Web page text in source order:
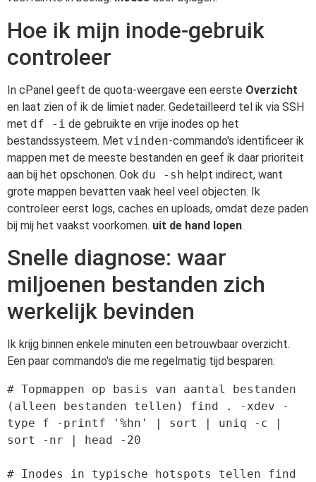
Hoe ik mijn inode-gebruik
controleer
In cPanel geeft de quota-weergave een eerste Overzicht
en laat zien of ik de limiet nader. Gedetailleerd tel ik via SSH
met df -i de gebruikte en vrije inodes op het
bestandssysteem. Met vinden-commando's identificeer ik
mappen met de meeste bestanden en geef ik daar prioriteit
aan bij het opschonen. Ook du -sh helpt indirect, want
grote mappen bevatten vaak heel veel objecten. Ik
controleer eerst logs, caches en uploads, omdat deze paden
bij mij het vaakst voorkomen. uit de hand lopen.
Snelle diagnose: waar
miljoenen bestanden zich
werkelijk bevinden
Ik krijg binnen enkele minuten een betrouwbaar overzicht.
Een paar commando's die me regelmatig tijd besparen:
# Topmappen op basis van aantal bestanden
(alleen bestanden tellen) find . -xdev -
type f -printf '%hn' | sort | uniq -c |
sort -nr | head -20
# Inodes in typische hotspots tellen find